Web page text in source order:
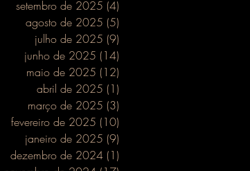
setembro de 2025 (4)
agosto de 2025 (5)
julho de 2025 (9)
junho de 2025 (14)
maio de 2025 (12)
abril de 2025 (1)
março de 2025 (3)
fevereiro de 2025 (10)
janeiro de 2025 (9)
dezembro de 2024 (1)